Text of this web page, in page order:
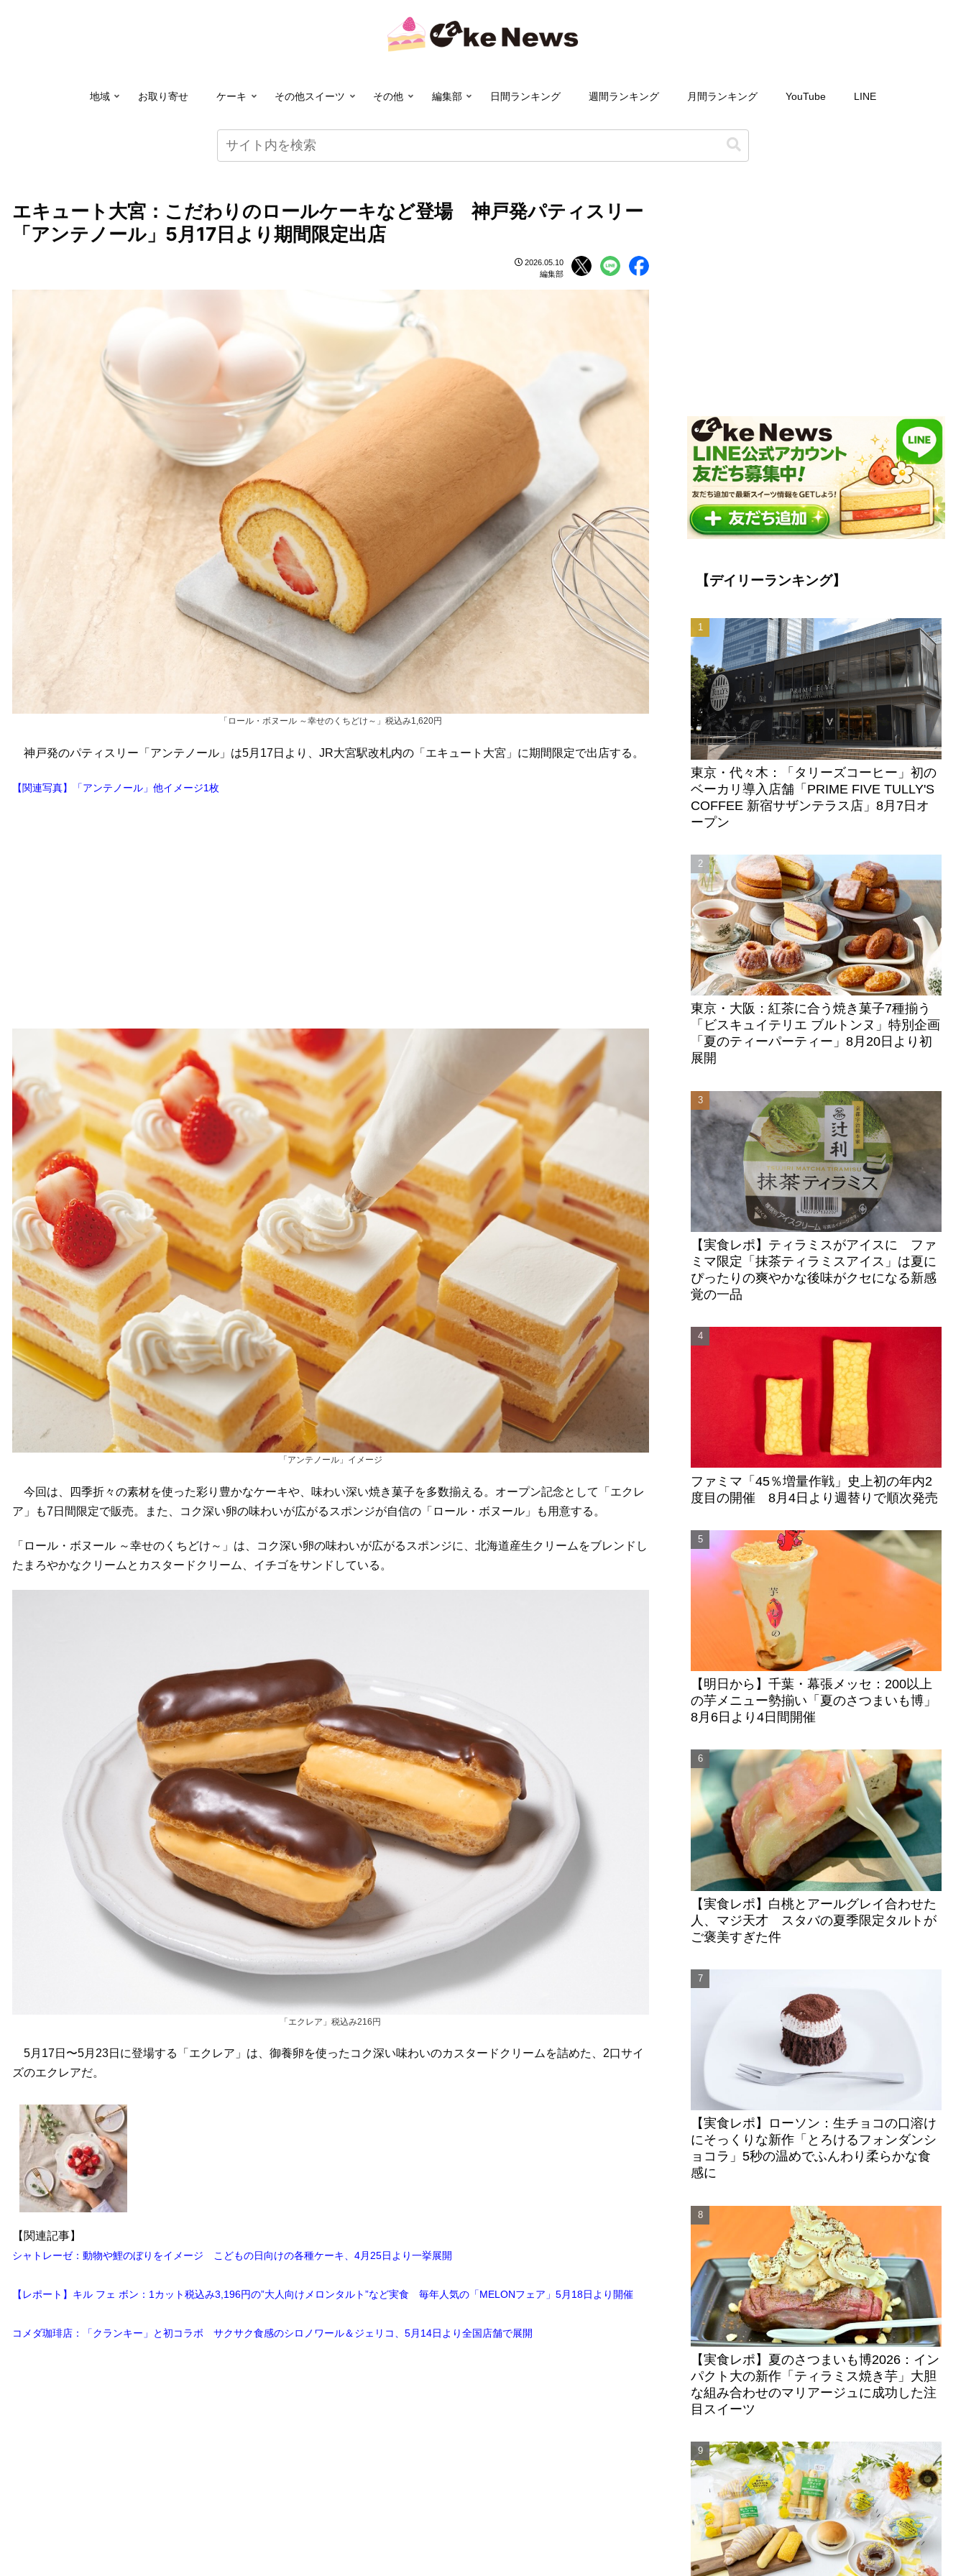
地域 お取り寄せ ケーキ その他スイーツ その他 編集部 日間ランキング 週間ランキング 月間ランキング YouTube LINE
エキュート大宮：こだわりのロールケーキなど登場 神戸発パティスリー
「アンテノール」5月17日より期間限定出店
2026.05.10
編集部
「ロール・ボヌール ～幸せのくちどけ～」税込み1,620円
神戸発のパティスリー「アンテノール」は5月17日より、JR大宮駅改札内の「エキュート大宮」に期間限定で出店する。
【関連写真】「アンテノール」他イメージ1枚
「アンテノール」イメージ
今回は、四季折々の素材を使った彩り豊かなケーキや、味わい深い焼き菓子を多数揃える。オープン記念として「エクレ
ア」も7日間限定で販売。また、コク深い卵の味わいが広がるスポンジが自信の「ロール・ボヌール」も用意する。
「ロール・ボヌール ～幸せのくちどけ～」は、コク深い卵の味わいが広がるスポンジに、北海道産生クリームをブレンドし
たまろやかなクリームとカスタードクリーム、イチゴをサンドしている。
「エクレア」税込み216円
5月17日〜5月23日に登場する「エクレア」は、御養卵を使ったコク深い味わいのカスタードクリームを詰めた、2口サイ
ズのエクレアだ。
【関連記事】
シャトレーゼ：動物や鯉のぼりをイメージ こどもの日向けの各種ケーキ、4月25日より一挙展開
【レポート】キル フェ ボン：1カット税込み3,196円の”大人向けメロンタルト”など実食 毎年人気の「MELONフェア」5月18日より開催
コメダ珈琲店：「クランキー」と初コラボ サクサク食感のシロノワール＆ジェリコ、5月14日より全国店舗で展開
【デイリーランキング】
東京・代々木：「タリーズコーヒー」初の
ベーカリ導入店舗「PRIME FIVE TULLY'S
COFFEE 新宿サザンテラス店」8月7日オ
ープン
東京・大阪：紅茶に合う焼き菓子7種揃う
「ビスキュイテリエ ブルトンヌ」特別企画
「夏のティーパーティー」8月20日より初
展開
【実食レポ】ティラミスがアイスに ファ
ミマ限定「抹茶ティラミスアイス」は夏に
ぴったりの爽やかな後味がクセになる新感
覚の一品
ファミマ「45％増量作戦」史上初の年内2
度目の開催 8月4日より週替りで順次発売
【明日から】千葉・幕張メッセ：200以上
の芋メニュー勢揃い「夏のさつまいも博」
8月6日より4日間開催
【実食レポ】白桃とアールグレイ合わせた
人、マジ天才 スタバの夏季限定タルトが
ご褒美すぎた件
【実食レポ】ローソン：生チョコの口溶け
にそっくりな新作「とろけるフォンダンシ
ョコラ」5秒の温めでふんわり柔らかな食
感に
【実食レポ】夏のさつまいも博2026：イン
パクト大の新作「ティラミス焼き芋」大胆
な組み合わせのマリアージュに成功した注
目スイーツ